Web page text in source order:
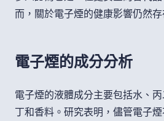
而，關於電子煙的健康影響仍然存
電子煙的成分分析
電子煙的液體成分主要包括水、
丁和香料。研究表明，儘管電子